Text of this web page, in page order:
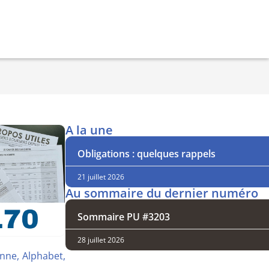
Alphabet,
A la une
Obligations : quelques rappels
21 juillet 2026
Au sommaire du dernier numéro
Sommaire PU #3203
28 juillet 2026